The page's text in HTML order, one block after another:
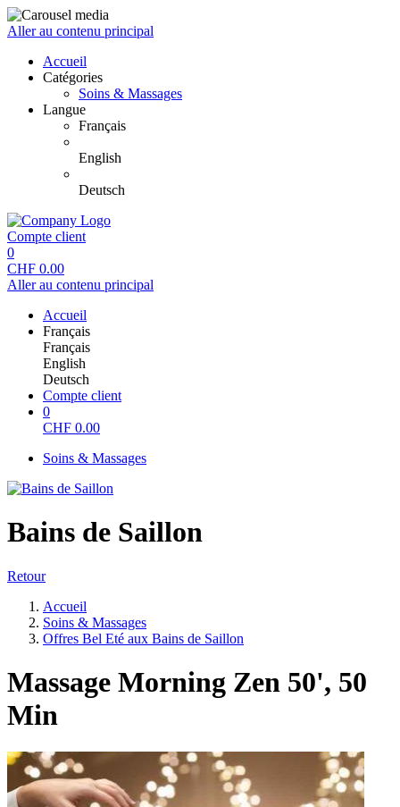
Aller au contenu principal
Accueil
Catégories
Soins & Massages
Langue
Français
English
Deutsch
Compte client
0
CHF 0.00
Aller au contenu principal
Accueil
Français
Français
English
Deutsch
Compte client
0
CHF 0.00
Soins & Massages
Bains de Saillon
Retour
Accueil
Soins & Massages
Offres Bel Eté aux Bains de Saillon
Massage Morning Zen 50', 50
Min